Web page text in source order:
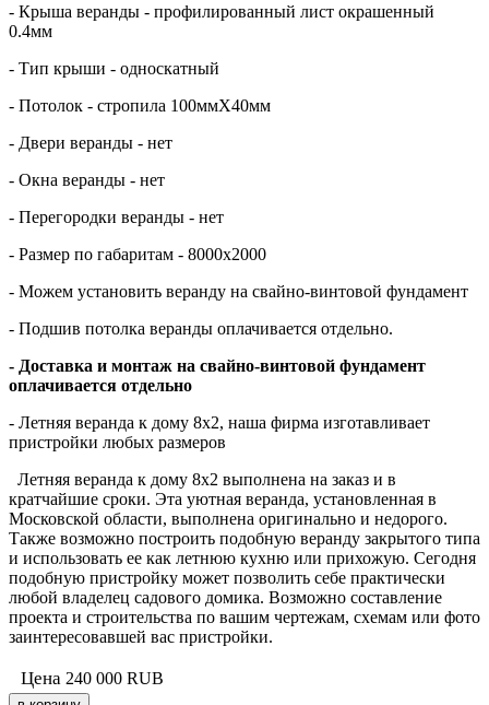
- Крыша веранды - профилированный лист окрашенный
0.4мм
- Тип крыши - односкатный
- Потолок - стропила 100ммХ40мм
- Двери веранды - нет
- Окна веранды - нет
- Перегородки веранды - нет
- Размер по габаритам - 8000х2000
- Можем установить веранду на свайно-винтовой фундамент
- Подшив потолка веранды оплачивается отдельно.
- Доставка и монтаж на свайно-винтовой фундамент
оплачивается отдельно
- Летняя веранда к дому 8х2, наша фирма изготавливает
пристройки любых размеров
Летняя веранда к дому 8х2 выполнена на заказ и в
кратчайшие сроки. Эта уютная веранда, установленная в
Московской области, выполнена оригинально и недорого.
Также возможно построить подобную веранду закрытого типа
и использовать ее как летнюю кухню или прихожую. Сегодня
подобную пристройку может позволить себе практически
любой владелец садового домика. Возможно составление
проекта и строительства по вашим чертежам, схемам или фото
заинтересовавшей вас пристройки.
Цена 240 000 RUB